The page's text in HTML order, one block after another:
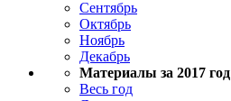
Сентябрь
Октябрь
Ноябрь
Декабрь
Материалы за 2017 год
Весь год